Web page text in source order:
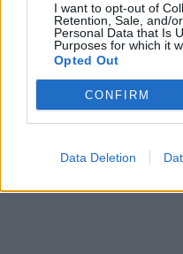
I want to opt-out of
Retention, Sale, and/
Personal Data that Is
Purposes for which it
Opted Out
CONFIRM
Data Deletion